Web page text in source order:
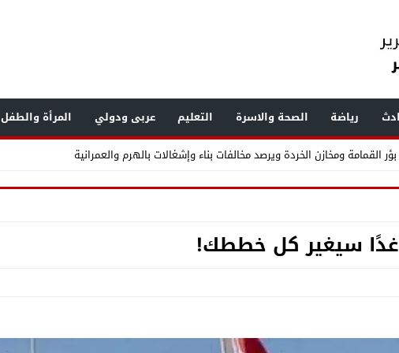
رياضة الصحة والاسرة التعليم عربى ودولي المرأة والطفل
ومخازن الخردة ويرصد مخالفات بناء وإشغالات بالهرم والعمرانية
«الفرعون» يضع طرابزون سبور تحت أنظار العالم
إلى واقع .. مدينة طبية متكاملة تكتب فصلاً جديدًا في تاريخ الرعاية الصحية بالجيزة
سيغير كل خططك!